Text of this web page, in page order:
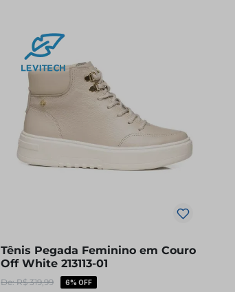
Tênis Pegada Feminino em Couro
Off White 213113-01
R$ 319,99 6% OFF